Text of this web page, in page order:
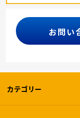
お問い
カテゴリー